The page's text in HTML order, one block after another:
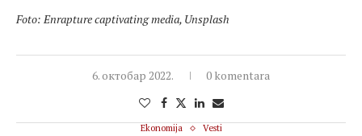
Foto: Enrapture captivating media, Unsplash
6. октобар 2022. 0 komentara
Ekonomija Vesti